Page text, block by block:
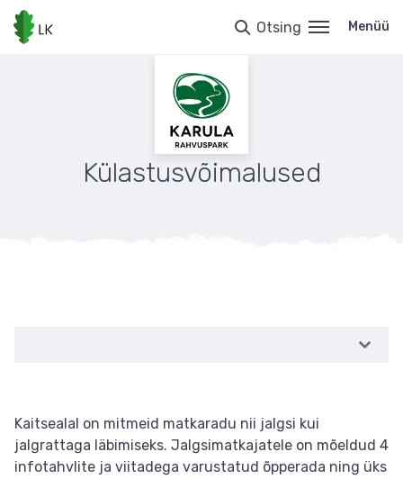
Liigu
edasi
põhisisu
Otsing Menüü
Külastusvõimalused
Kaitsealal on mitmeid matkaradu nii jalgsi kui
jalgrattaga läbimiseks. Jalgsimatkajatele on mõeldud 4
infotahvlite ja viitadega varustatud õpperada ning üks